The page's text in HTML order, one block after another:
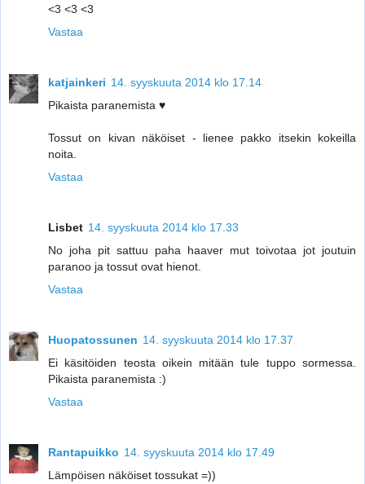
<3 <3 <3
Vastaa
katjainkeri 14. syyskuuta 2014 klo 17.14
Pikaista paranemista ♥
Tossut on kivan näköiset - lienee pakko itsekin kokeilla
noita.
Vastaa
Lisbet 14. syyskuuta 2014 klo 17.33
No joha pit sattuu paha haaver mut toivotaa jot joutuin
paranoo ja tossut ovat hienot.
Vastaa
Huopatossunen 14. syyskuuta 2014 klo 17.37
Ei käsitöiden teosta oikein mitään tule tuppo sormessa.
Pikaista paranemista :)
Vastaa
Rantapuikko 14. syyskuuta 2014 klo 17.49
Lämpöisen näköiset tossukat =))